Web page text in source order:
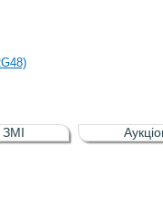
відсоткова
(ISIN UA4000232607)
відсоткова
ЗМІ